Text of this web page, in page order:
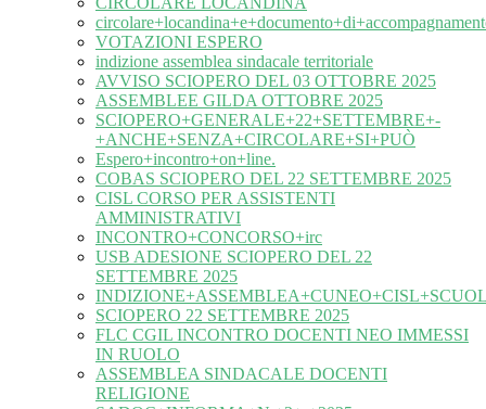
VOTAZIONI ESPERO
indizione assemblea sindacale territoriale
AVVISO SCIOPERO DEL 03 OTTOBRE 2025
ASSEMBLEE GILDA OTTOBRE 2025
SCIOPERO+GENERALE+22+SETTEMBRE+-
+ANCHE+SENZA+CIRCOLARE+SI+PUÒ
Espero+incontro+on+line.
COBAS SCIOPERO DEL 22 SETTEMBRE 2025
CISL CORSO PER ASSISTENTI
AMMINISTRATIVI
INCONTRO+CONCORSO+irc
USB ADESIONE SCIOPERO DEL 22
SETTEMBRE 2025
SCIOPERO 22 SETTEMBRE 2025
FLC CGIL INCONTRO DOCENTI NEO IMMESSI
IN RUOLO
ASSEMBLEA SINDACALE DOCENTI
RELIGIONE